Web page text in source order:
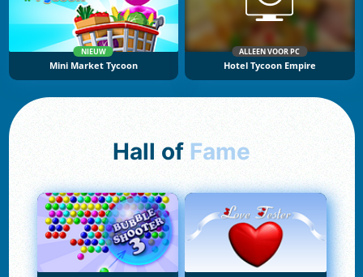
NIEUW
Mini Market Tycoon
ALLEEN VOOR PC
Hotel Tycoon Empire
Hall of Fame